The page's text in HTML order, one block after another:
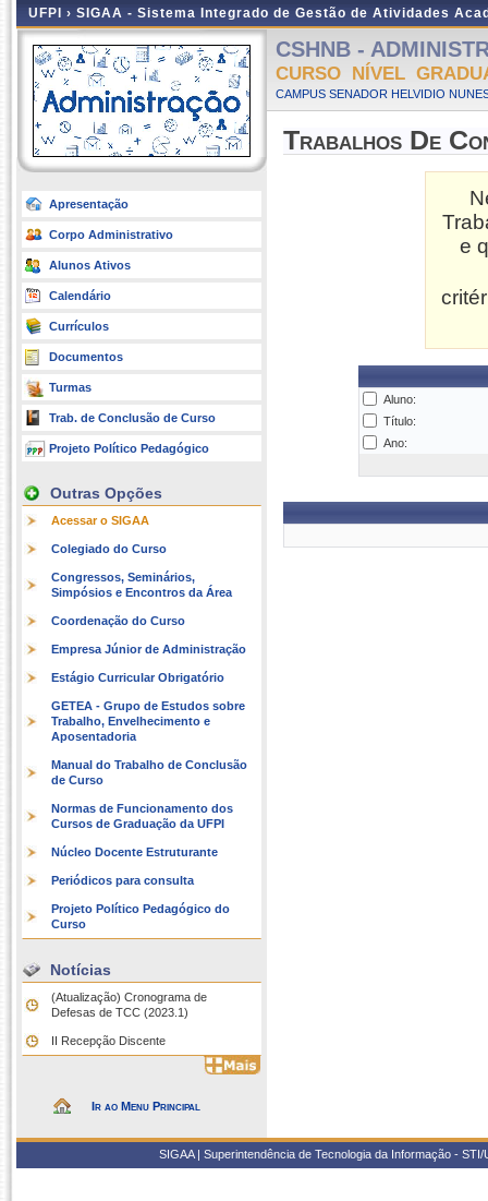
UFPI › SIGAA - Sistema Integrado de Gestão de Atividades
Apresentação
Corpo Administrativo
Alunos Ativos
Calendário
Currículos
Documentos
Turmas
Trab. de Conclusão de Curso
Projeto Político Pedagógico
Outras Opções
Acessar o SIGAA
Colegiado do Curso
Congressos, Seminários,
Simpósios e Encontros da Área
Coordenação do Curso
Empresa Júnior de Administração
Estágio Curricular Obrigatório
GETEA - Grupo de Estudos sobre
Trabalho, Envelhecimento e
Aposentadoria
Manual do Trabalho de Conclusão
de Curso
Normas de Funcionamento dos
Cursos de Graduação da UFPI
Núcleo Docente Estruturante
Periódicos para consulta
Projeto Político Pedagógico do
Curso
Notícias
(Atualização) Cronograma de
Defesas de TCC (2023.1)
II Recepção Discente
Ir ao Menu Principal
CSHNB -
CURSO NÍVEL
CAMPUS SENADOR HELVIDIO
Trabalhos De
e
Aluno:
Título:
Ano:
SIGAA | Superintendência de Tecnologia da Informação -